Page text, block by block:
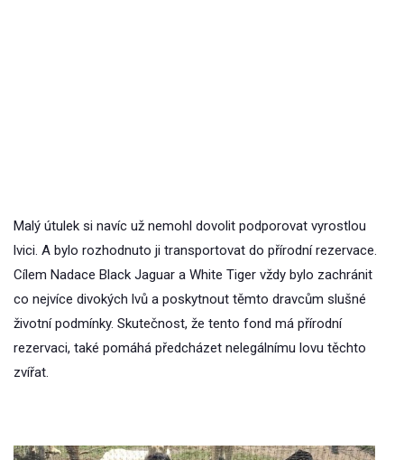
Malý útulek si navíc už nemohl dovolit podporovat vyrostlou
lvici. A bylo rozhodnuto ji transportovat do přírodní rezervace.
Cílem Nadace Black Jaguar a White Tiger vždy bylo zachránit
co nejvíce divokých lvů a poskytnout těmto dravcům slušné
životní podmínky. Skutečnost, že tento fond má přírodní
rezervaci, také pomáhá předcházet nelegálnímu lovu těchto
zvířat.